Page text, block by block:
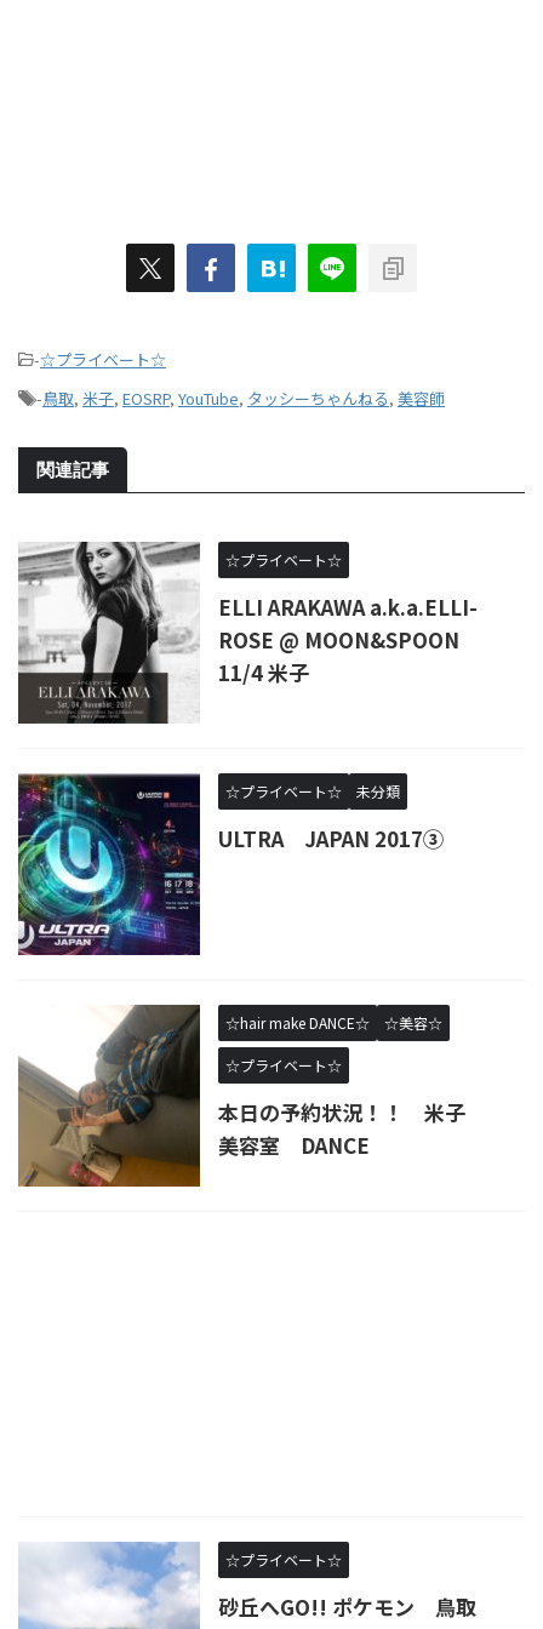
-☆プライベート☆
-鳥取, 米子, EOSRP, YouTube, タッシーちゃんねる, 美容師
関連記事
☆プライベート☆
ELLI ARAKAWA a.k.a.ELLI-
ROSE @ MOON&SPOON
11/4 米子
☆プライベート☆ 未分類
ULTRA JAPAN 2017③
☆hair make DANCE☆ ☆美容☆
☆プライベート☆
本日の予約状況！！ 米子
美容室 DANCE
☆プライベート☆
砂丘へGO!! ポケモン 鳥取